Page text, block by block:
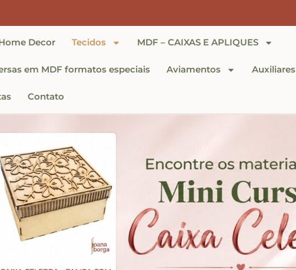
Decor Tecidos MDF – CAIXAS E APLIQUES
em MDF formatos especiais Aviamentos Auxiliares
Contato